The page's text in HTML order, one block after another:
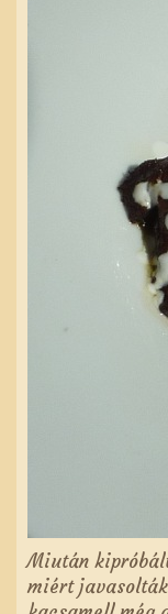
Miután
miért